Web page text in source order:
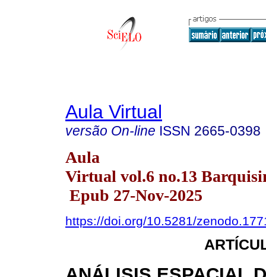
Aula Virtual
versão On-line ISSN 2665-0398
Aula
Virtual vol.6 no.13
Epub 27-Nov-2025
https://doi.org/10.5281/